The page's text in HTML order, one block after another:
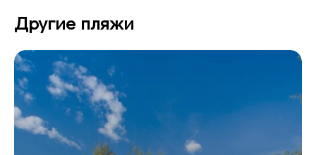
Другие пляжи